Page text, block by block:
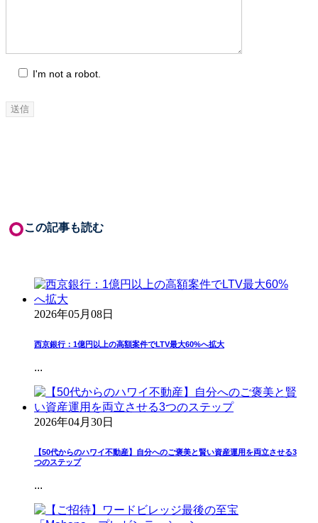
I'm not a robot.
この記事も読む
2026年05月08日
西京銀行：1億円以上の高額案件でLTV最大60%へ拡大
...
2026年04月30日
【50代からのハワイ不動産】自分へのご褒美と賢い資産運用を両立させる3
つのステップ
...